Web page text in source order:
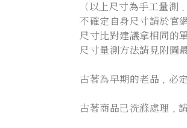
（以上尺寸為手工量測
不確定自身尺寸請於官
尺寸比對建議拿相同的
尺寸量測方法請見附圖
古著為早期的老品，必
古著商品已洗滌處理，